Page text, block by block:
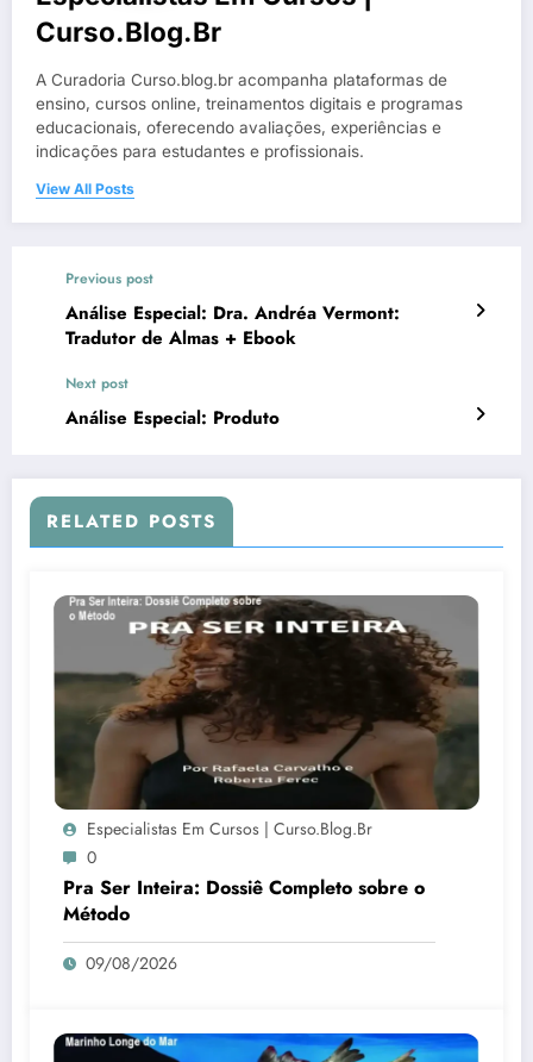
Curso.blog.br
A Curadoria Curso.blog.br acompanha plataformas de
ensino, cursos online, treinamentos digitais e programas
educacionais, oferecendo avaliações, experiências e
indicações para estudantes e profissionais.
View All Posts
Previous post
Análise Especial: Dra. Andréa Vermont:
Tradutor de Almas + Ebook
Next post
Análise Especial: Produto
RELATED POSTS
Especialistas Em Cursos | Curso.blog.br
0
Pra Ser Inteira: Dossiê Completo sobre o
Método
09/08/2026